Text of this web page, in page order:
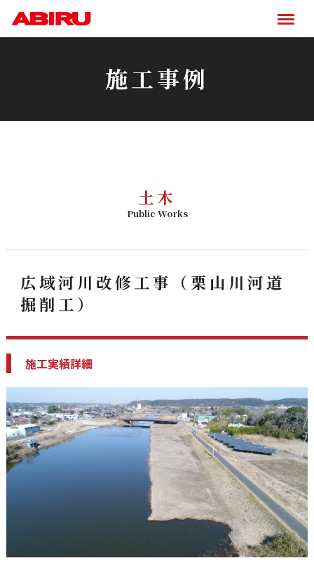
施工事例
土木
Public Works
広域河川改修工事（栗山川河道
掘削工）
施工実績詳細